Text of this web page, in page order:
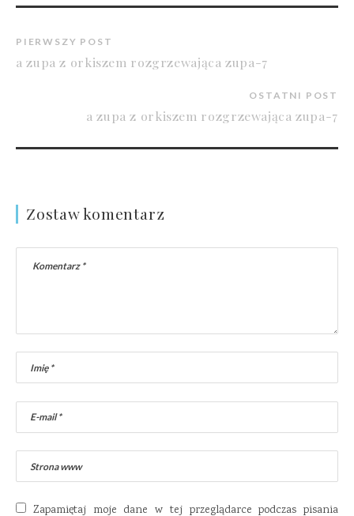
PIERWSZY POST
a zupa z orkiszem rozgrzewająca zupa-7
OSTATNI POST
a zupa z orkiszem rozgrzewająca zupa-7
Zostaw komentarz
Zapamiętaj moje dane w tej przeglądarce podczas pisania